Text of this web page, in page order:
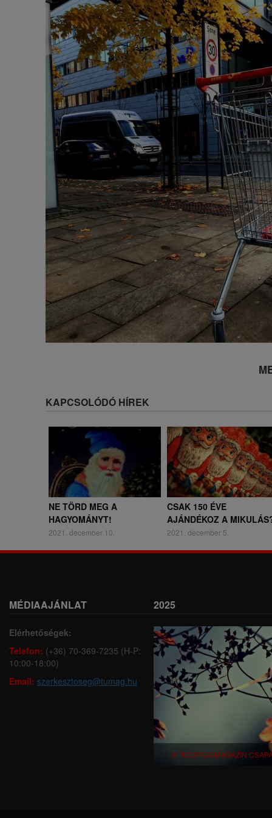
KAPCSOLÓDÓ HÍREK
NE TÖRD MEG A
HAGYOMÁNYT!
2021. december 10.
CSAK 150 ÉVE
AJÁNDÉKOZ A
2021. december 5.
MÉDIAAJÁNLAT
Elérhetőségek:
Telefon: (+36) 70-369-7235 (H-P:
10:00-18:00)
Email: szerkesztoseg@tumag.hu
2025
A TUDATOS MAGAZIN